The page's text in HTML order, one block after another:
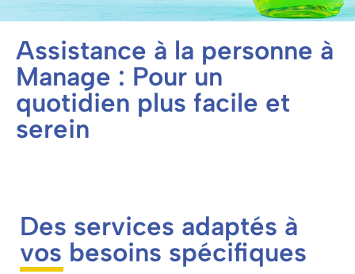
Assistance à la personne à
Manage : Pour un
quotidien plus facile et
serein
Des services adaptés à
vos besoins spécifiques